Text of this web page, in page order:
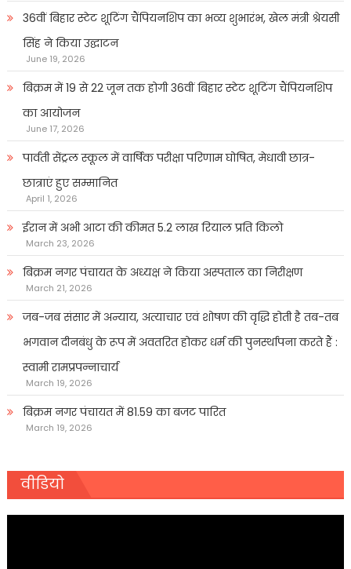
36वीं बिहार स्टेट शूटिंग चैंपियनशिप का भव्य शुभारंभ, खेल मंत्री श्रेयसी
सिंह ने किया उद्घाटन
June 19, 2026
बिक्रम में 19 से 22 जून तक होगी 36वीं बिहार स्टेट शूटिंग चैंपियनशिप
का आयोजन
June 17, 2026
पार्वती सेंट्रल स्कूल में वार्षिक परीक्षा परिणाम घोषित, मेधावी छात्र-
छात्राएं हुए सम्मानित
April 1, 2026
ईरान में अभी आटा की कीमत 5.2 लाख रियाल प्रति किलो
March 23, 2026
बिक्रम नगर पंचायत के अध्यक्ष ने किया अस्पताल का निरीक्षण
March 21, 2026
जब-जब संसार में अन्याय, अत्याचार एवं शोषण की वृद्धि होती है तब-तब
भगवान दीनबंधु के रूप में अवतरित होकर धर्म की पुनर्स्थापना करते हैं :
स्वामी रामप्रपन्नाचार्य
March 19, 2026
बिक्रम नगर पंचायत में 81.59 का बजट पारित
March 19, 2026
वीडियो